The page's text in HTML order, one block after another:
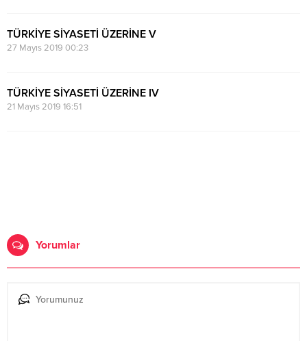
TÜRKİYE SİYASETİ ÜZERİNE V
27 Mayıs 2019 00:23
TÜRKİYE SİYASETİ ÜZERİNE IV
21 Mayıs 2019 16:51
Yorumlar